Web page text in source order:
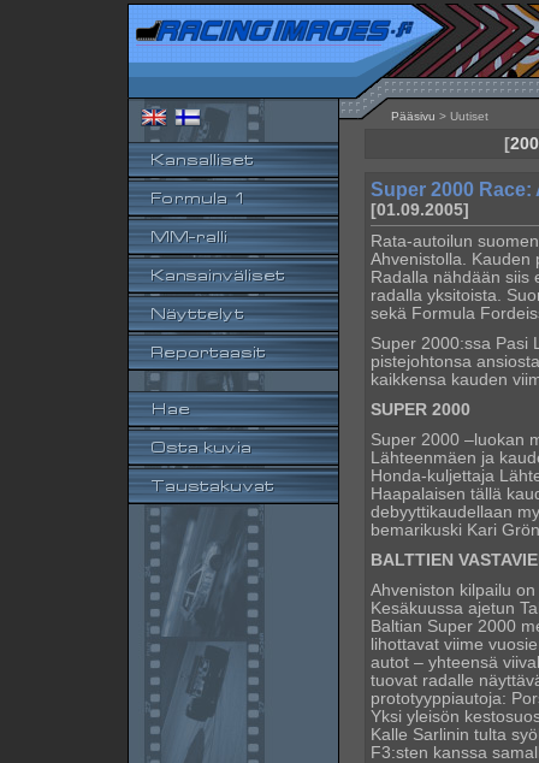
Pääsivu > Uutiset
[
Super 2000
[01.09.2005]
Rata-autoilun
Ahvenistolla. Kauden
Radalla nähdään siis
radalla yksitoista.
sekä Formula
Super 2000:ssa Pasi
pistejohtonsa
kaikkensa kauden
SUPER 2000
Super 2000 –luokan
Lähteenmäen ja
Honda-kuljettaja
Haapalaisen tällä
debyyttikaudellaan
bemarikuski Kari
BALTTIEN
Ahveniston kilpailu
Kesäkuussa ajetun
Baltian Super 2000
lihottavat viime
autot – yhteensä
tuovat radalle
prototyyppiautoja:
Yksi yleisön
Kalle Sarlinin tulta
F3:sten kanssa